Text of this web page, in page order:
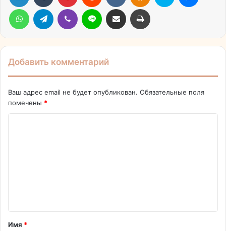
WhatsAppTelegram Viber Line Поделиться через электронную почту Печатать
Добавить комментарий
Ваш адрес email не будет опубликован. Обязательные поля
помечены *
т
а
Имя *